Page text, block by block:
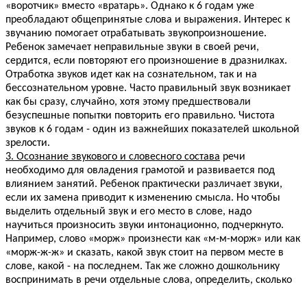
«воротчик» вместо «вратарь». Однако к 6 годам уже
преобладают общепринятые слова и выражения. Интерес к
звучанию помогает отрабатывать звукопроизношение.
Ребенок замечает неправильные звуки в своей речи,
сердится, если повторяют его произношение в дразнилках.
Отработка звуков идет как на сознательном, так и на
бессознательном уровне. Часто правильный звук возникает
как бы сразу, случайно, хотя этому предшествовали
безуспешные попытки повторить его правильно. Чистота
звуков к 6 годам - один из важнейших показателей школьной
зрелости.
3. Осознание звукового и словесного состава речи
необходимо для овладения грамотой и развивается под
влиянием занятий. Ребенок практически различает звуки,
если их замена приводит к изменению смысла. Но чтобы
выделить отдельный звук и его место в слове, надо
научиться произносить звуки интонационно, подчеркнуто.
Например, слово «морж» произнести как «м-м-морж» или как
«морж-ж-ж» и сказать, какой звук стоит на первом месте в
слове, какой - на последнем. Так же сложно дошкольнику
воспринимать в речи отдельные слова, определить, сколько